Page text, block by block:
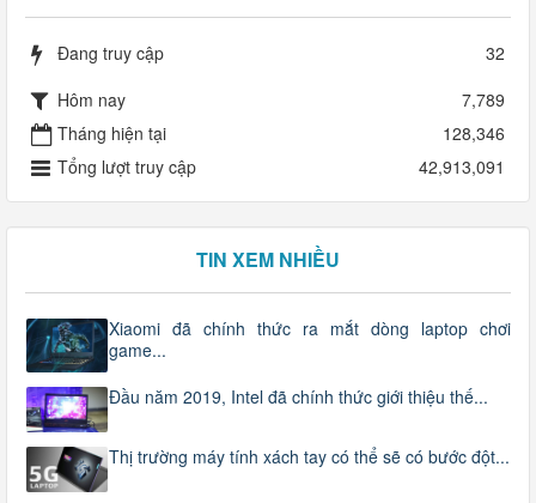
Đang truy cập
32
Hôm nay
7,789
Tháng hiện tại
128,346
Tổng lượt truy cập
42,913,091
TIN XEM NHIỀU
Xiaomi đã chính thức ra mắt dòng laptop chơi
game...
Đầu năm 2019, Intel đã chính thức giới thiệu thế...
Thị trường máy tính xách tay có thể sẽ có bước đột...